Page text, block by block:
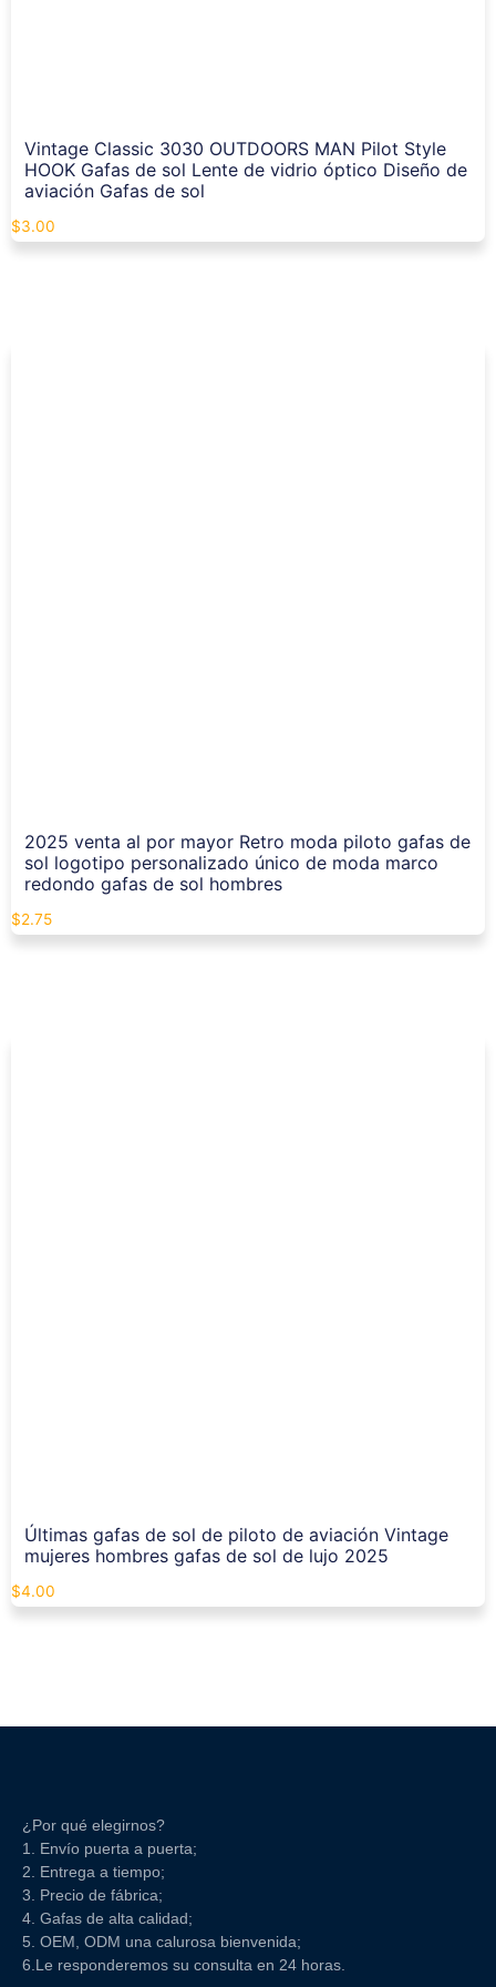
Vintage Classic 3030 OUTDOORS MAN Pilot Style
HOOK Gafas de sol Lente de vidrio óptico Diseño de
aviación Gafas de sol
$3.00
2025 venta al por mayor Retro moda piloto gafas de
sol logotipo personalizado único de moda marco
redondo gafas de sol hombres
$2.75
Últimas gafas de sol de piloto de aviación Vintage
mujeres hombres gafas de sol de lujo 2025
$4.00
¿Por qué elegirnos?
1. Envío puerta a puerta;
2. Entrega a tiempo;
3. Precio de fábrica;
4. Gafas de alta calidad;
5. OEM, ODM una calurosa bienvenida;
6.Le responderemos su consulta en 24 horas.